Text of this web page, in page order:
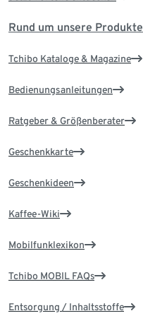
Rund um unsere Produkte
Tchibo Kataloge & Magazine
Bedienungsanleitungen
Ratgeber & Größenberater
Geschenkkarte
Geschenkideen
Kaffee-Wiki
Mobilfunklexikon
Tchibo MOBIL FAQs
Entsorgung / Inhaltsstoffe